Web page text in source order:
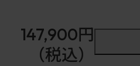
147,900円
（税込）